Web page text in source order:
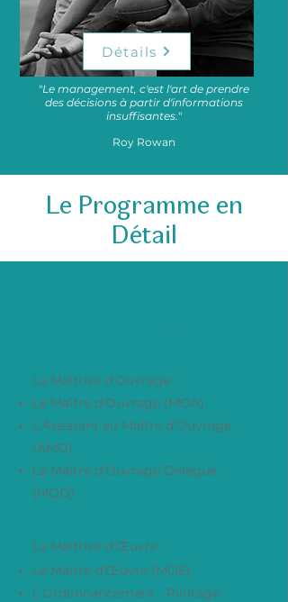
Détails
"Le management, c'est l'art de prendre
des décisions à partir d'informations
insuffisantes."
Roy Rowan
Le Programme en
Détail
La Maîtrise d'Ouvrage :
Le Maître d'Ouvrage (MOA)
L'Assistant au Maître d'Ouvrage
(AMO)
Le Maître d'Ouvrage Délégué
(MOD)
La Maîtrise d'Œuvre :
Le Maître d'Œuvre (MOE)
L'Ordonnancement - Pilotage -